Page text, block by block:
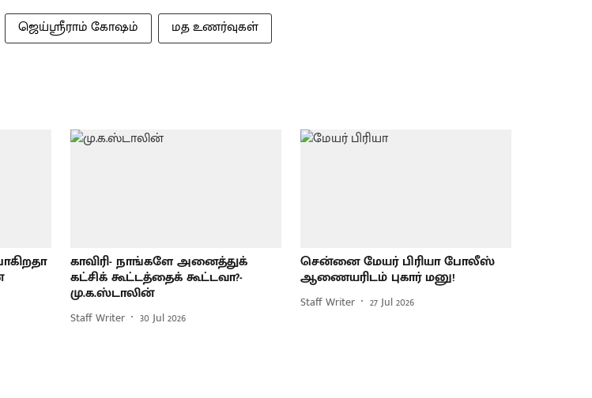
ஜெய்ஸ்ரீராம் கோஷம் மத உணர்வுகள்
காவிரி- நாங்களே அனைத்துக்
கட்சிக் கூட்டத்தைக் கூட்டவா?-
மு.க.ஸ்டாலின்
Staff Writer 30 Jul 2026
சென்னை மேயர் பிரியா போலீஸ்
ஆணையரிடம் புகார் மனு!
Staff Writer 27 Jul 2026